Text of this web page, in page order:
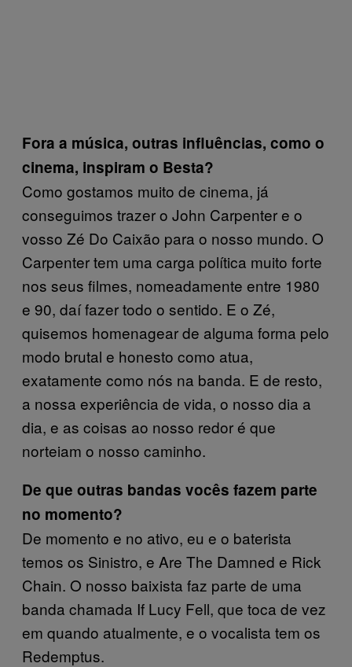
Fora a música, outras influências, como o
cinema, inspiram o Besta?
Como gostamos muito de cinema, já
conseguimos trazer o John Carpenter e o
vosso Zé Do Caixão para o nosso mundo. O
Carpenter tem uma carga política muito forte
nos seus filmes, nomeadamente entre 1980
e 90, daí fazer todo o sentido. E o Zé,
quisemos homenagear de alguma forma pelo
modo brutal e honesto como atua,
exatamente como nós na banda. E de resto,
a nossa experiência de vida, o nosso dia a
dia, e as coisas ao nosso redor é que
norteiam o nosso caminho.
De que outras bandas vocês fazem parte
no momento?
De momento e no ativo, eu e o baterista
temos os Sinistro, e Are The Damned e Rick
Chain. O nosso baixista faz parte de uma
banda chamada If Lucy Fell, que toca de vez
em quando atualmente, e o vocalista tem os
Redemptus.